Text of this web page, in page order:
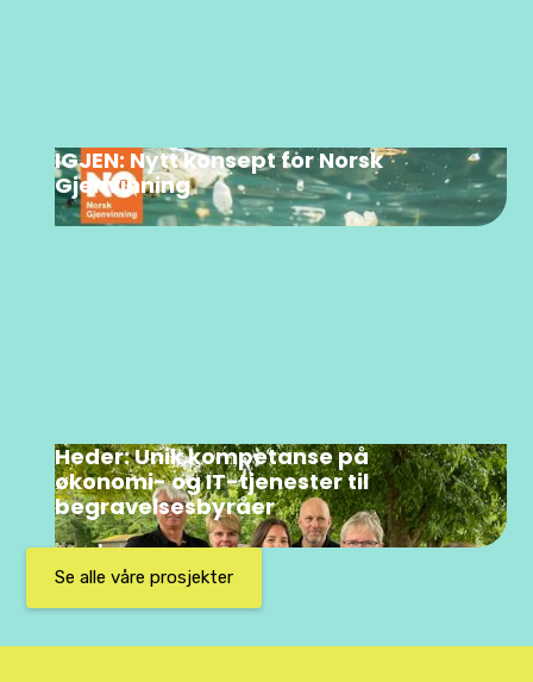
IGJEN: Nytt konsept for Norsk
Gjenvinning
Heder: Unik kompetanse på
økonomi- og IT-tjenester til
begravelsesbyråer
Se alle våre prosjekter